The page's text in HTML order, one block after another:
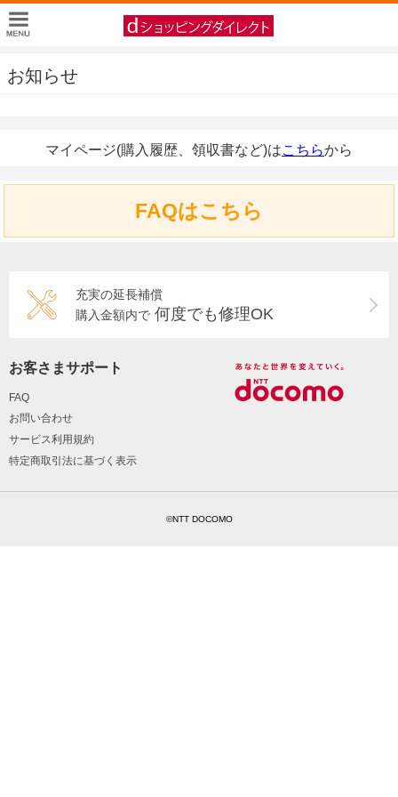
お知らせ
マイページ(購入履歴、領収書など)はこちらから
FAQはこちら
充実の延長補償
購入金額内で 何度でも修理OK
お客さまサポート
FAQ
お問い合わせ
サービス利用規約
特定商取引法に基づく表示
©NTT DOCOMO